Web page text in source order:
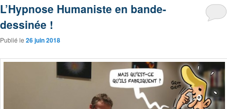
L’Hypnose Humaniste en bande-
dessinée !
Publié le 26 juin 2018